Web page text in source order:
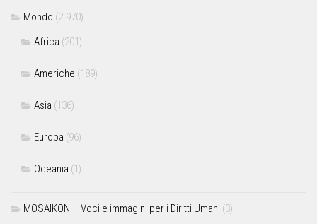
Mondo (2.970)
Africa (201)
Americhe (189)
Asia (136)
Europa (96)
Oceania (1)
MOSAIKON – Voci e immagini per i Diritti Umani (3)